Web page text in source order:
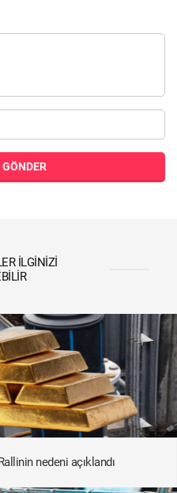
İLGINIZI
nedeni açıklandı